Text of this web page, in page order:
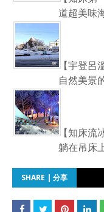
道超美味
【宇登呂
自然美景
【知床流
躺在吊床
SHARE | 分享